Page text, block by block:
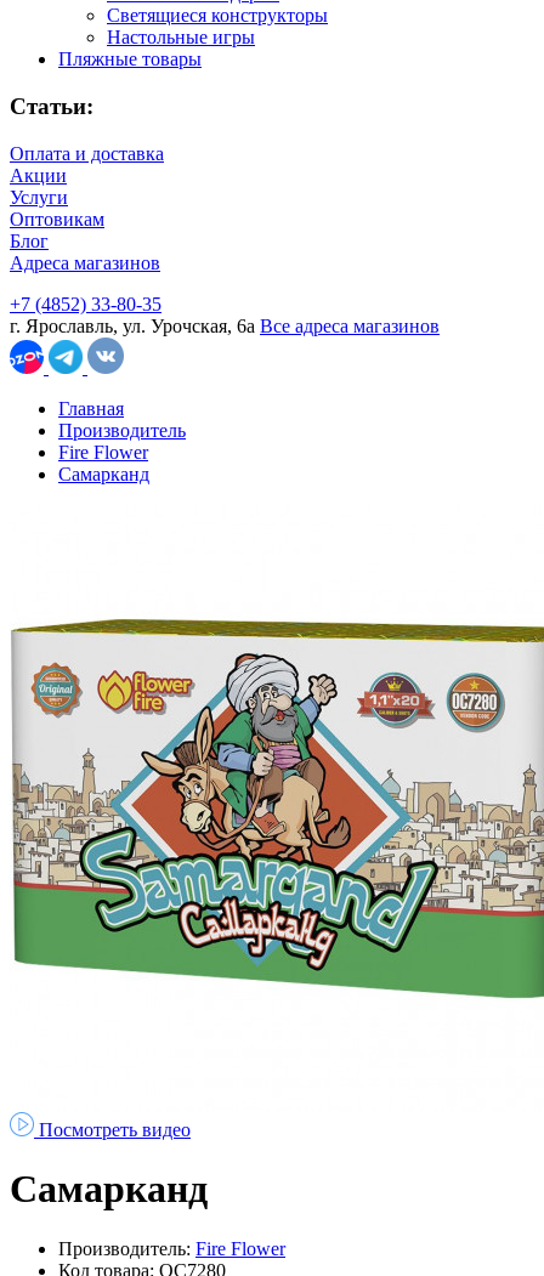
Светящиеся конструкторы
Настольные игры
Пляжные товары
Статьи:
Оплата и доставка
Акции
Услуги
Оптовикам
Блог
Адреса магазинов
+7 (4852) 33-80-35
г. Ярославль, ул. Урочская, 6а Все адреса магазинов
Главная
Производитель
Fire Flower
Самарканд
Посмотреть видео
Самарканд
Производитель: Fire Flower
Код товара: ОС7280